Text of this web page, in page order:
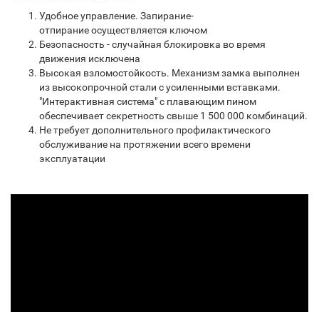
Удобное управление. Запирание-
отпирание осуществляется ключом
Безопасность - случайная блокировка во время
движения исключена
Высокая взломостойкость. Механизм замка выполнен
из высокопрочной стали с усиленными вставками.
"Интерактивная система" с плавающим пином
обеспечивает секретность свыше 1 500 000 комбинаций.
Не требует дополнительного профилактического
обслуживание на протяжении всего времени
эксплуатации